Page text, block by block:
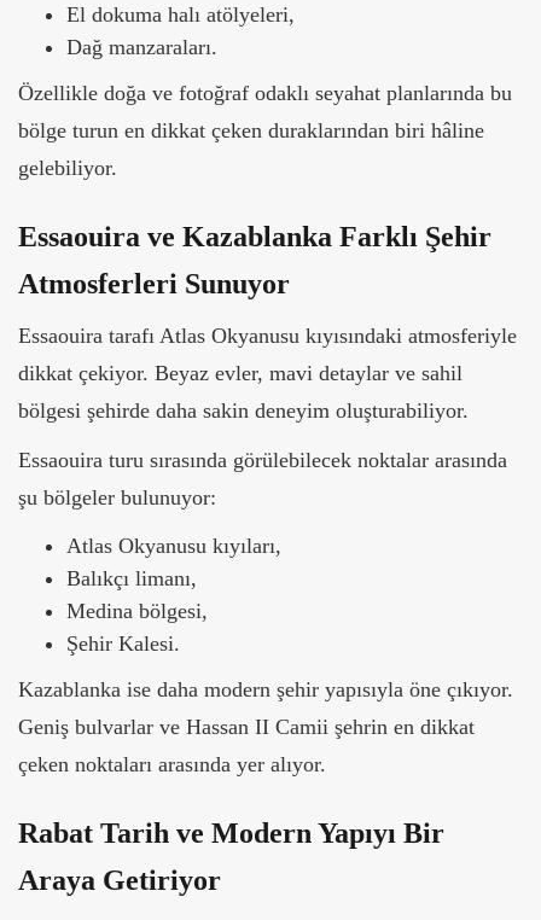
El dokuma halı atölyeleri,
Dağ manzaraları.
Özellikle doğa ve fotoğraf odaklı seyahat planlarında bu
bölge turun en dikkat çeken duraklarından biri hâline
gelebiliyor.
Essaouira ve Kazablanka Farklı Şehir
Atmosferleri Sunuyor
Essaouira tarafı Atlas Okyanusu kıyısındaki atmosferiyle
dikkat çekiyor. Beyaz evler, mavi detaylar ve sahil
bölgesi şehirde daha sakin deneyim oluşturabiliyor.
Essaouira turu sırasında görülebilecek noktalar arasında
şu bölgeler bulunuyor:
Atlas Okyanusu kıyıları,
Balıkçı limanı,
Medina bölgesi,
Şehir Kalesi.
Kazablanka ise daha modern şehir yapısıyla öne çıkıyor.
Geniş bulvarlar ve Hassan II Camii şehrin en dikkat
çeken noktaları arasında yer alıyor.
Rabat Tarih ve Modern Yapıyı Bir
Araya Getiriyor